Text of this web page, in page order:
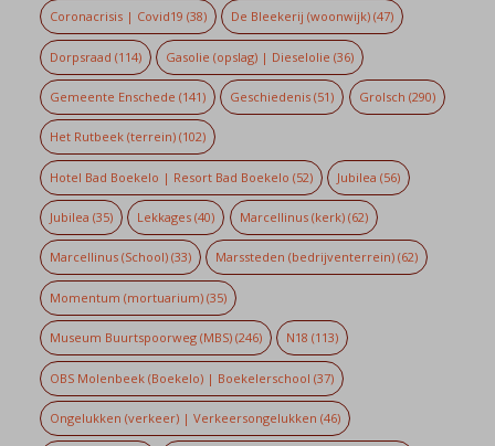
Coronacrisis | Covid19 (38) De Bleekerij (woonwijk) (47)
Dorpsraad (114) Gasolie (opslag) | Dieselolie (36)
Gemeente Enschede (141) Geschiedenis (51) Grolsch (290)
Het Rutbeek (terrein)(102)
Hotel Bad Boekelo | Resort Bad Boekelo (52) Jubilea (56)
Jubilea (35) Lekkages (40) Marcellinus (kerk)(62)
Marcellinus (School)(33) Marssteden (bedrijventerrein) (62)
Momentum (mortuarium)(35)
Museum Buurtspoorweg (MBS)(246) N18 (113)
OBS Molenbeek (Boekelo) | Boekelerschool (37)
Ongelukken (verkeer) | Verkeersongelukken (46)